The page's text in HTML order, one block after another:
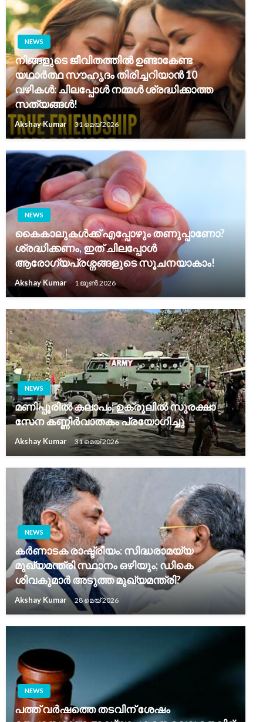
NEWS
നിങ്ങളുടെ ജീവിതത്തിൽ ഉണ്ടാകേണ്ട
യഥാർത്ഥ സൗഹൃദം തിരിച്ചറിയാൻ 10
വഴികൾ: ചിലപ്പോൾ നമ്മൾ ശ്രദ്ധിക്കാത്ത
സത്യങ്ങൾ!
Akshay Kumar 31 മെയ്‌ 2026
NEWS
കൈകാലുകൾക്ക് എപ്പോഴും തണുപ്പാണോ?
ശ്രദ്ധിക്കണം, ഇത് ചിലപ്പോൾ
ആരോഗ്യപ്രശ്നങ്ങളുടെ സൂചനയാകാം!
Akshay Kumar 1 ജൂൺ 2026
NEWS
മണിപ്പൂരിൽ കലാപം; ഉക്രൂലിൽ സുരക്ഷാ
സേന കണ്ണീർവാതകം പ്രയോഗിച്ചു
Akshay Kumar 31 മെയ്‌ 2026
NEWS
കർണാടക രാഷ്ട്രീയം: സിദ്ധരാമയ്യ
മുഖ്യമന്ത്രി സ്ഥാനം ഒഴിയും; ഡികെ
ശിവകുമാർ അടുത്ത മുഖ്യമന്ത്രി?
Akshay Kumar 28 മെയ്‌ 2026
NEWS
പത്ത് വർഷത്തെ തടവിന് ശേഷം